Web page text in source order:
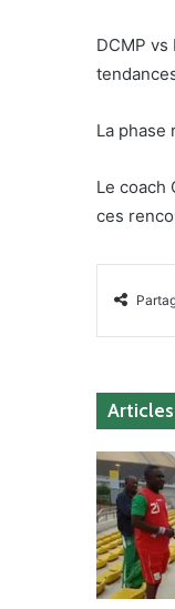
DCMP
La phase
Le coach
ces